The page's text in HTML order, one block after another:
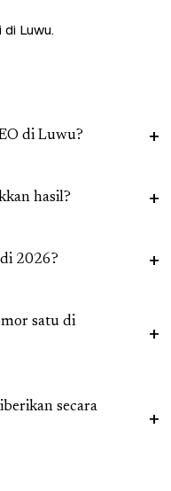
di Luwu.
di Luwu?
hasil?
2026?
satu di
secara